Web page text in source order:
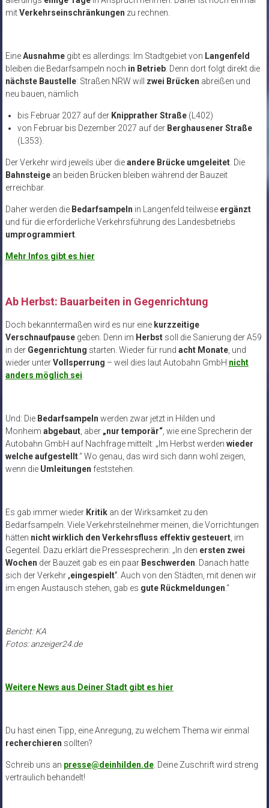
mitVerkehrseinschränkungen zu rechnen.
EineAusnahmegibt es allerdings: Im Stadtgebiet von Langenfeld
bleiben die Bedarfsampeln noch in Betrieb. Denn dort folgt direkt die
nächste Baustelle: Straßen.NRW will zwei Brücken abreißen und
neu bauen, nämlich
bis Februar 2027 auf der Knipprather Straße(L402)
von Februar bis Dezember 2027 auf der Berghausener Straße
(L353).
Der Verkehr wird jeweils über dieandere Brücke umgeleitet. Die
Bahnsteigean beiden Brücken bleiben während der Bauzeit
erreichbar.
Daher werden die Bedarfsampeln in Langenfeld teilweise ergänzt
und für die erforderliche Verkehrsführung des Landesbetriebs
umprogrammiert.
Mehr Infos gibt es hier
Ab Herbst: Bauarbeiten in Gegenrichtung
Doch bekanntermaßen wird es nur eine kurzzeitige
Verschnaufpausegeben. Denn im Herbstsoll die Sanierung der A59
in der Gegenrichtung starten. Wieder für rund acht Monate, und
wieder unterVollsperrung – weil dies laut Autobahn GmbH nicht
anders möglich sei
Und: Die Bedarfsampeln werden zwar jetzt in Hilden und
Monheim abgebaut, aber „nur temporär“, wie eine Sprecherin der
Autobahn GmbH auf Nachfrage mitteilt: „Im Herbst werden wieder
welche aufgestellt.“ Wo genau, das wird sich dann wohl zeigen,
wenn die Umleitungen feststehen.
Es gab immer wieder Kritikan der Wirksamkeit zu den
Bedarfsampeln. Viele Verkehrsteilnehmer meinen, die Vorrichtungen
hätten nicht wirklich den Verkehrsfluss effektiv gesteuert, im
Gegenteil. Dazu erklärt die Pressesprecherin: „In den ersten zwei
Wochen der Bauzeit gab es ein paar Beschwerden . Danach hatte
sich der Verkehr ‚eingespielt‘. Auch von den Städten, mit denen wir
im engen Austausch stehen, gab es gute Rückmeldungen .“
Bericht: KA
Fotos: anzeiger24.de
Weitere News aus Deiner Stadt gibt es hier
Du hast einen Tipp, eine Anregung, zu welchem Thema wir einmal
recherchieren sollten?
Schreib uns an presse@deinhilden.de. Deine Zuschrift wird streng
vertraulich behandelt!